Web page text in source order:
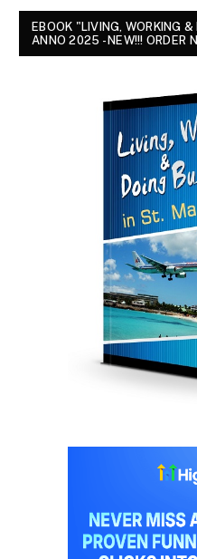
EBOOK "LIVING, WORKING
ANNO 2025 - NEW!!! ORDER